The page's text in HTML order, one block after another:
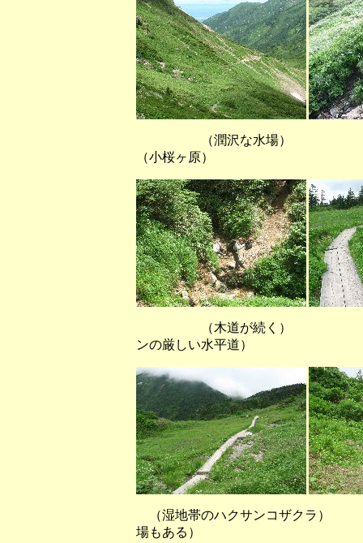
（潤沢な水場）
（小桜ヶ原）
（木道が続く） （水平
ンの厳しい水平道）
（湿地帯のハクサンコザクラ
場もある）